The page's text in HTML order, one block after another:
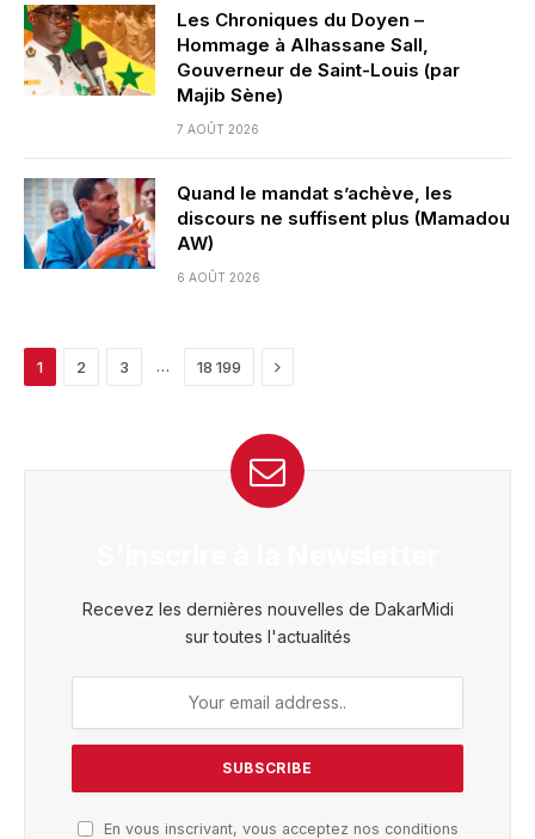
Les Chroniques du Doyen –
Hommage à Alhassane Sall,
Gouverneur de Saint-Louis (par
Majib Sène)
7 AOÛT 2026
Quand le mandat s’achève, les
discours ne suffisent plus (Mamadou
AW)
6 AOÛT 2026
1 2 3 … 18 199 Next
Recevez les dernières nouvelles de DakarMidi
sur toutes l'actualités
En vous inscrivant, vous acceptez nos conditions